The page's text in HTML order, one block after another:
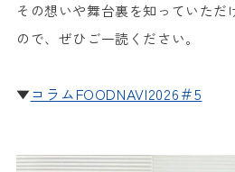
その想いや舞台裏を知っていただ
ので、ぜひご一読ください。
▼コラムFOODNAVI2026＃5